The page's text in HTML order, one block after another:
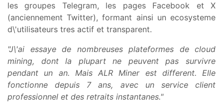
les groupes Telegram, les pages Facebook et X
(anciennement Twitter), formant ainsi un ecosysteme
d\'utilisateurs tres actif et transparent.
"J\'ai essaye de nombreuses plateformes de cloud
mining, dont la plupart ne peuvent pas survivre
pendant un an. Mais ALR Miner est different. Elle
fonctionne depuis 7 ans, avec un service client
professionnel et des retraits instantanes."